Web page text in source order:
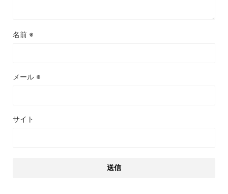
名前 ※
メール ※
サイト